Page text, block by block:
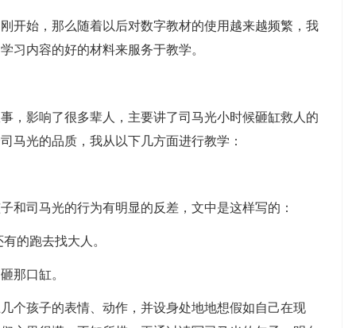
始，那么随着以后对数字教材的使用越来越频繁，我
习内容的好的材料来服务于教学。
影响了很多辈人，主要讲了司马光小时候砸缸救人的
马光的品质，我从以下几方面进行教学：
司马光的行为有明显的反差，文中是这样写的：
的跑去找大人。
口缸。
孩子的表情、动作，并设身处地地想假如自己在现